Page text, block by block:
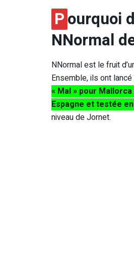
Pourquoi
NNormal
NNormal est le fruit
Ensemble, ils ont
« Mal » pour
Espagne et testée
niveau de Jornet.